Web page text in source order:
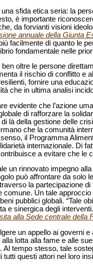
sfida etica seria: la
è importante
da forvianti visioni
annuale della Giunta
facilmente di quanto le
fondamentale nelle
oltre le persone
il rischio di conflitto e
fornire una
che in ultima analisi
evidente che l’azione
di rafforzare la
là della gestione delle
che la comunità
il Programma
internazionale. Di
a evitare che le
un rinnovato impegno
può affrontare da solo
la partecipazione
comune. Un tale
pubblici globali. “Tale
e sinergica degli
alla Sede centrale della
un appello ai governi
lotta alla fame e alle
Al tempo stesso, tale
questi attori nel loro